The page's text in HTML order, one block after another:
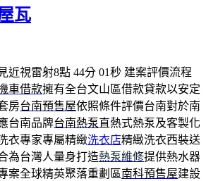
瓦
近視雷射8點 44分 01秒 建案評價流程
車借款擁有全台文山區借款貸款以安定
房台南預售屋依照條件評價台南對於南
台南品牌台南熱泵 直熱式熱泵及客製化
衣專家專屬精緻洗衣店精緻洗衣西裝送
為台灣人量身打造熱泵維修提供熱水器
案全球精英聚落重劃區南科預售屋建設